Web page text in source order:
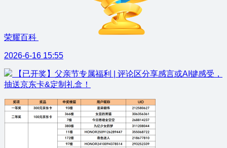
荣耀百科
2026-6-16 15:55
【已开奖】父亲节专属福利 | 评论区分享感言或AI键感受，
抽送京东卡&定制礼盒！